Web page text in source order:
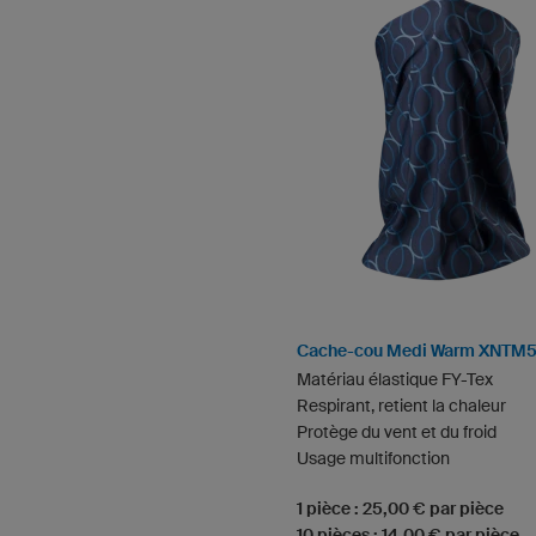
Cache-cou Medi Warm
Matériau élastique FY-Tex
Respirant, retient la chaleur
Protège du vent et du froid
Usage multifonction
1 pièce : 25,00 € par pièce